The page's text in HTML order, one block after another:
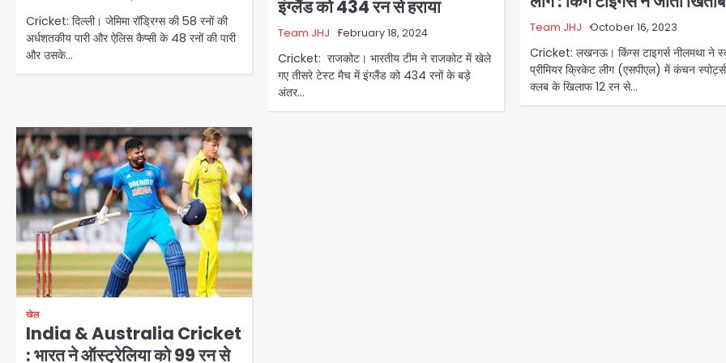
Cricket: दिल्ली। जेमिमा रॉड्रिग्स की 58 रनों की
अर्धशतकीय पारी और ऐलिस कैप्सी के 48 रनों की पारी
और उसके…
इंग्लैंड को 434 रन से हराया
Team JHJ February 18, 2024
Cricket: राजकोट। भारतीय टीम ने राजकोट में खेले
गए तीसरे टेस्ट मैच में इंग्लैंड को 434 रनों के बड़े
अंतर…
Team JHJ October 16, 2023
Cricket: लखनऊ। किंग्स टाइगर्स नीलमथा ने
प्रीमियर क्रिकेट लीग (एसपीएल) में कंचन स्पोर्ट्स
क्लब के खिलाफ 12 रन से…
खेल
India & Australia Cricket
: भारत ने ऑस्ट्रेलिया को 99 रन से